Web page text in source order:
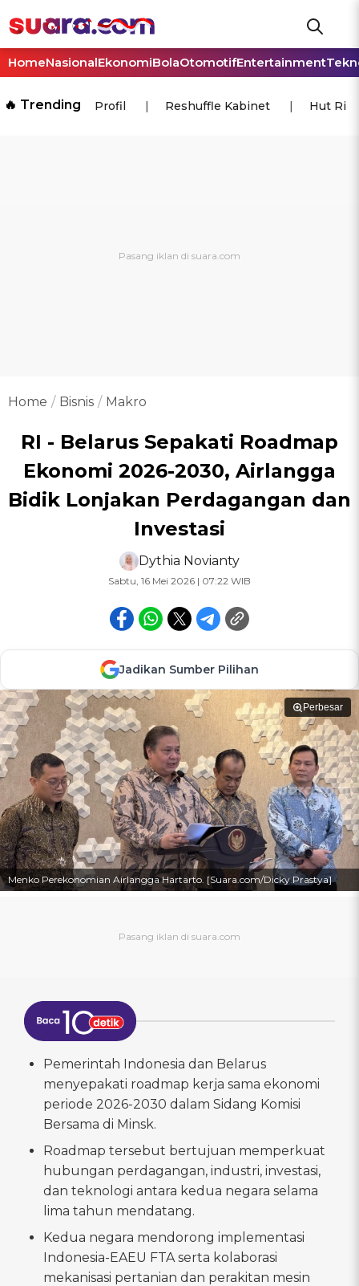
HomeNasionalEkonomiBolaOtomotifEntertainment
🔥 Trending Profil Reshuffle Kabinet Hut Ri
Home Bisnis Makro
RI - Belarus Sepakati Roadmap
Ekonomi 2026-2030, Airlangga
Bidik Lonjakan Perdagangan dan
Investasi
Dythia Novianty
Sabtu, 16 Mei 2026 | 07:22 WIB
Jadikan Sumber Pilihan
Perbesar
Menko Perekonomian Airlangga Hartarto. [Suara.com/Dicky Prastya]
Pemerintah Indonesia dan Belarus
menyepakati roadmap kerja sama ekonomi
periode 2026-2030 dalam Sidang Komisi
Bersama di Minsk.
Roadmap tersebut bertujuan memperkuat
hubungan perdagangan, industri, investasi,
dan teknologi antara kedua negara selama
lima tahun mendatang.
Kedua negara mendorong implementasi
Indonesia-EAEU FTA serta kolaborasi
mekanisasi pertanian dan perakitan mesin